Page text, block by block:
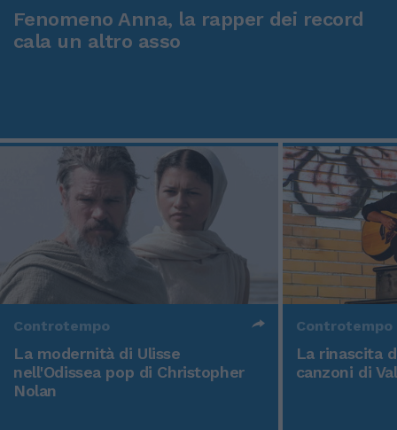
Fenomeno Anna, la rapper dei record
cala un altro asso
Controtempo
La modernità di Ulisse
nell'Odissea pop di Christopher
Nolan
Controtempo
La rinascita
canzoni di